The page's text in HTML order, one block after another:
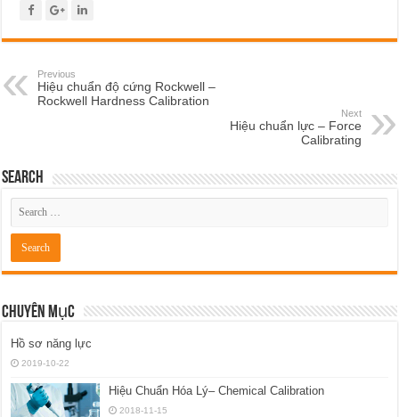
Previous
Hiệu chuẩn độ cứng Rockwell –
Rockwell Hardness Calibration
Next
Hiệu chuẩn lực – Force
Calibrating
Search
Chuyên Mục
Hồ sơ năng lực
2019-10-22
Hiệu Chuẩn Hóa Lý– Chemical Calibration
2018-11-15